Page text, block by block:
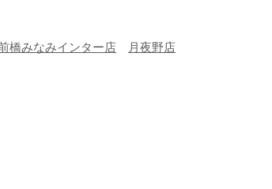
橋みなみインター店 月夜野店